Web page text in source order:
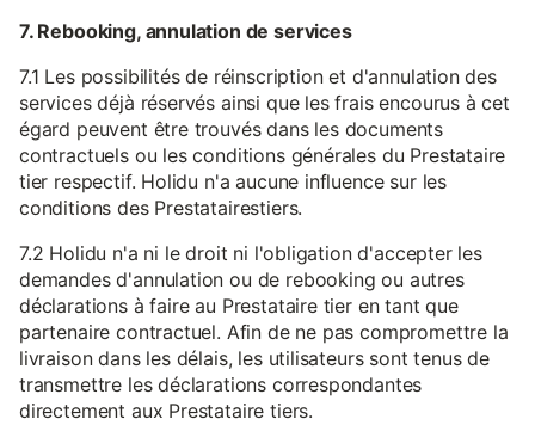
7. Rebooking, annulation de services
7.1 Les possibilités de réinscription et d'annulation des
services déjà réservés ainsi que les frais encourus à cet
égard peuvent être trouvés dans les documents
contractuels ou les conditions générales du Prestataire
tier respectif. Holidu n'a aucune influence sur les
conditions des Prestatairestiers.
7.2 Holidu n'a ni le droit ni l'obligation d'accepter les
demandes d'annulation ou de rebooking ou autres
déclarations à faire au Prestataire tier en tant que
partenaire contractuel. Afin de ne pas compromettre la
livraison dans les délais, les utilisateurs sont tenus de
transmettre les déclarations correspondantes
directement aux Prestataire tiers.